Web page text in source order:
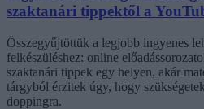
szaktanári tippektől a
Összegyűjtöttük a legjobb ingyenes
felkészüléshez: online
szaktanári tippek egy helyen, akár
tárgyból érzitek úgy, hogy
doppingra.